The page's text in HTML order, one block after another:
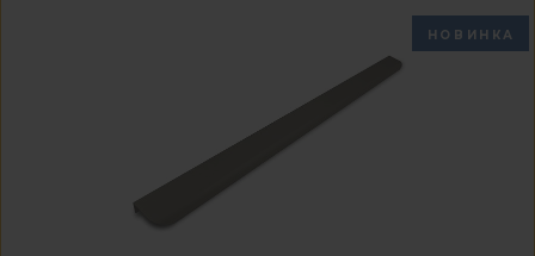
НОВИНКА